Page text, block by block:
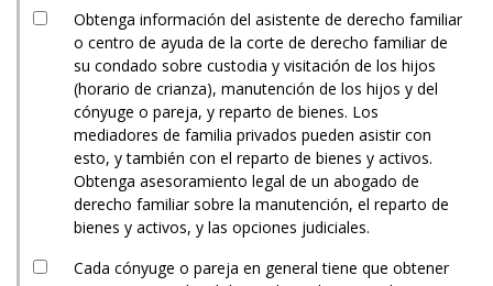
Obtenga información del asistente de derecho familiar
o centro de ayuda de la corte de derecho familiar de
su condado sobre custodia y visitación de los hijos
(horario de crianza), manutención de los hijos y del
cónyuge o pareja, y reparto de bienes. Los
mediadores de familia privados pueden asistir con
esto, y también con el reparto de bienes y activos.
Obtenga asesoramiento legal de un abogado de
derecho familiar sobre la manutención, el reparto de
bienes y activos, y las opciones judiciales.
Cada cónyuge o pareja en general tiene que obtener